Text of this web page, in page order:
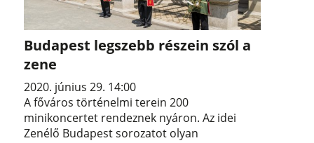
Budapest legszebb részein szól a
zene
2020. június 29. 14:00
A főváros történelmi terein 200
minikoncertet rendeznek nyáron. Az idei
Zenélő Budapest sorozatot olyan